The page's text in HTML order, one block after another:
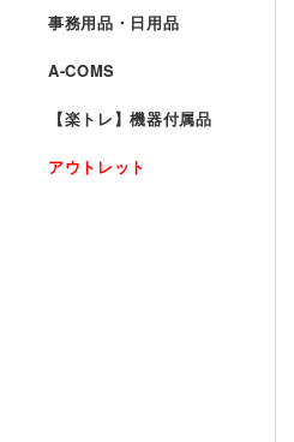
事務用品・日用品
A-COMS
【楽トレ】機器付属品
アウトレット